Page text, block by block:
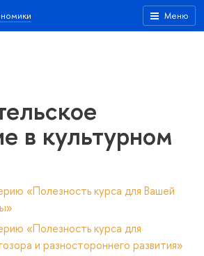
Меню
в культурном
«Полезность курса для Вашей
«Полезность курса для
и разностороннего развития»